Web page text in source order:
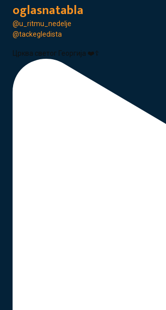
oglasnatabla
@u_ritmu_nedelje
@tackegledista
Црква светог Георгија ❤️☦️